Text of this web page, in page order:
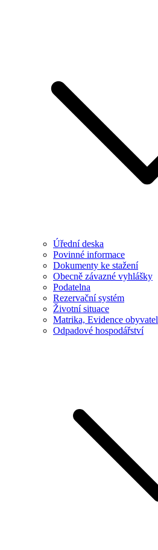
Úřední deska
Povinné informace
Dokumenty ke stažení
Obecně závazné vyhlášky
Podatelna
Rezervační systém
Životní situace
Matrika, Evidence obyvatel
Odpadové hospodářství